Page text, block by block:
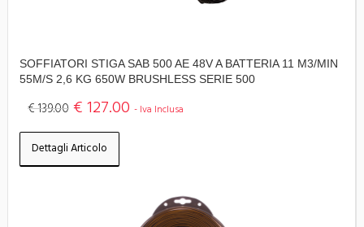
SOFFIATORI STIGA SAB 500 AE 48V A BATTERIA 11 M3/MIN
55M/S 2,6 KG 650W BRUSHLESS SERIE 500
€ 139.00 € 127.00 - Iva Inclusa
Dettagli Articolo